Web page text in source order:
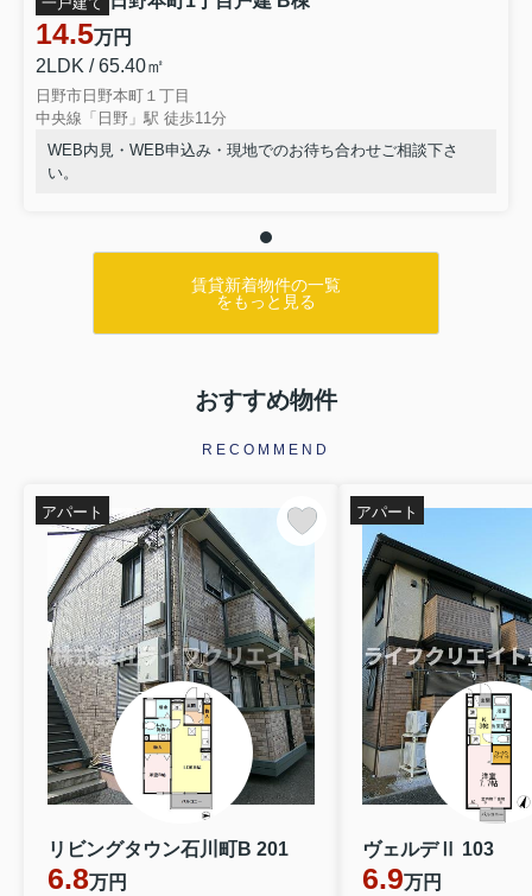
14.5万円
2LDK / 65.40㎡
日野市日野本町１丁目
中央線「日野」駅 徒歩11分
WEB内見・WEB申込み・現地でのお待ち合わせご相談下さ
い。
賃貸新着物件の一覧
をもっと見る
おすすめ物件
RECOMMEND
リビングタウン石川町B 201
6.8万円
アパート
ヴェルデⅡ 103
6.9万円
アパート